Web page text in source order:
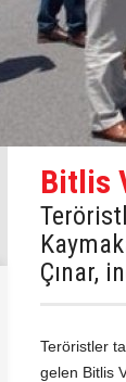
Bitlis
Çınar,
Teröristler
gelen Bitlis